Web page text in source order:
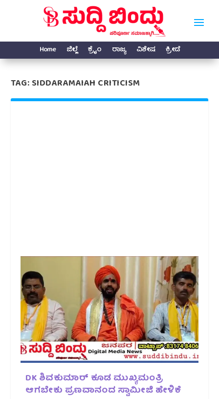
Home ಜಿಲ್ಲೆ ಕ್ರೈಂ ರಾಜ್ಯ ವಿಶೇಷ ಕ್ರೀಡೆ
TAG:SIDDARAMAIAH CRITICISM
DK ಶಿವಕುಮಾರ್ ಕೂಡ ಮುಖ್ಯಮಂತ್ರಿ
ಆಗಬೇಕು ಪ್ರಣವಾನಂದ ಸ್ವಾಮೀಜಿ ಹೇಳಿಕೆ